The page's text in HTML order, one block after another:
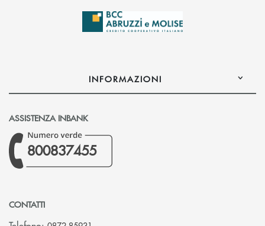
INFORMAZIONI
ASSISTENZA INBANK
800837455
CONTATTI